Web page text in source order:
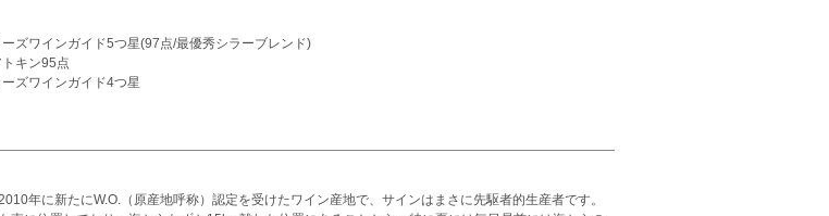
ズワインガイド5つ星(97点/最優秀シラーブレンド)
キン95点
ズワインガイド4つ星
年に新たにW.O.（原産地呼称）認定を受けたワイン産地で、サインはまさに先駆者的生産者です。